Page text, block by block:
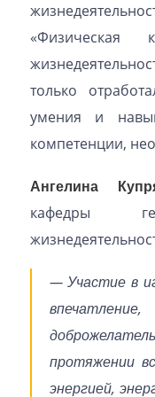
«Физическая
только
умения и
компетенции,
Ангелина
кафедры
— Участие в
протяжении
энергией,